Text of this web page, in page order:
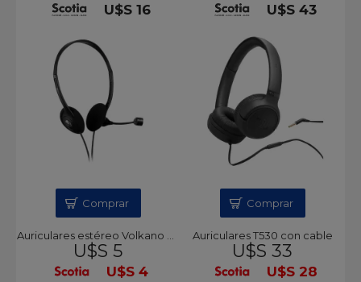
U$S 16
U$S 43
Auriculares estéreo Volkano Chat 2
U$S 5
U$S 4
Comprar
Auriculares T530 con cable
U$S 33
U$S 28
Comprar